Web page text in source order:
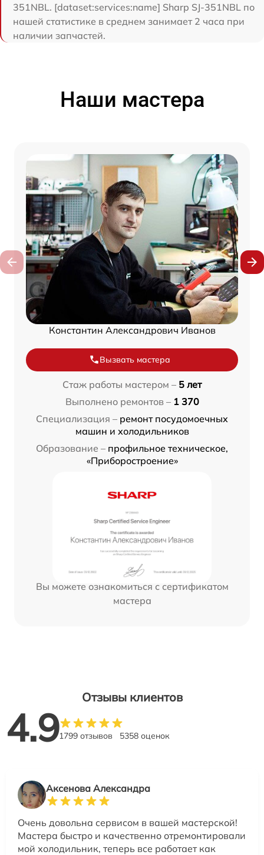
351NBL. [dataset:services:name] Sharp SJ-351NBL по
нашей статистике в среднем занимает 2 часа при
наличии запчастей.
Наши мастера
Константин Александрович Иванов
Вызвать мастера
Стаж работы мастером – 5 лет
Выполнено ремонтов – 1 370
Специализация – ремонт посудомоечных
машин и холодильников
Образование – профильное техническое,
«Приборостроение»
Вы можете ознакомиться с сертификатом
мастера
Отзывы клиентов
4.91799 отзывов 5358 оценок
Аксенова Александра
Очень довольна сервисом в вашей мастерской!
Мастера быстро и качественно отремонтировали
мой холодильник, теперь все работает как